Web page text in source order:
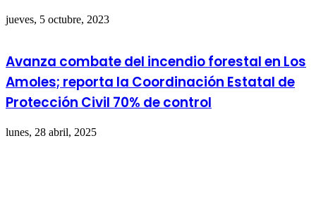
jueves, 5 octubre, 2023
Avanza combate del incendio forestal en Los
Amoles; reporta la Coordinación Estatal de
Protección Civil 70% de control
lunes, 28 abril, 2025